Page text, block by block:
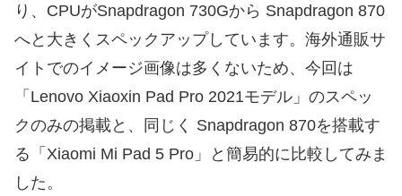
り、CPUがSnapdragon 730Gから Snapdragon 870
へと大きくスペックアップしています。海外通販サ
イトでのイメージ画像は多くないため、今回は
「Lenovo Xiaoxin Pad Pro 2021モデル」のスペッ
クのみの掲載と、同じく Snapdragon 870を搭載す
る「Xiaomi Mi Pad 5 Pro」と簡易的に比較してみま
した。